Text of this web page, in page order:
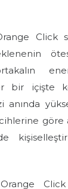
Click
bir içişte
anında
göre
Click